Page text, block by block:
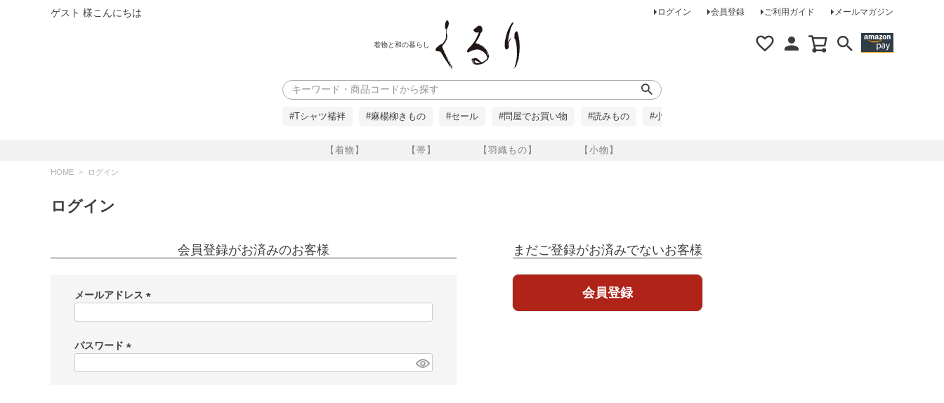
ゲスト 様こんにちは ログイン 会員登録 ご利用ガイド メールマガジン
着物と和の暮らし
【着物】 【帯】 【羽織もの】 【小物】
検索
#Tシャツ襦袢 #麻楊柳きもの #セール #問屋でお買い物 #読みもの #小柄な方に
HOME ログイン
ログイン
会員登録がお済みのお客様
メールアドレス
)
パスワード
まだご登録がお済みでないお客様
会員登録